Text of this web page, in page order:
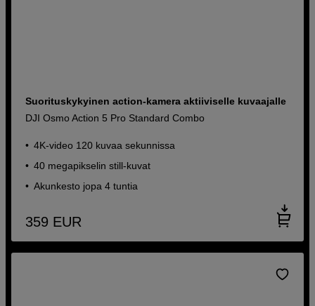
Suorituskykyinen action-kamera aktiiviselle kuvaajalle
DJI Osmo Action 5 Pro Standard Combo
4K-video 120 kuvaa sekunnissa
40 megapikselin still-kuvat
Akunkesto jopa 4 tuntia
359 EUR